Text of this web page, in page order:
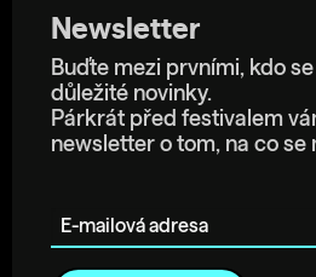
Newsletter
Buďte mezi prvními, kdo
důležité novinky.
Párkrát před festivalem
newsletter o tom, na co se